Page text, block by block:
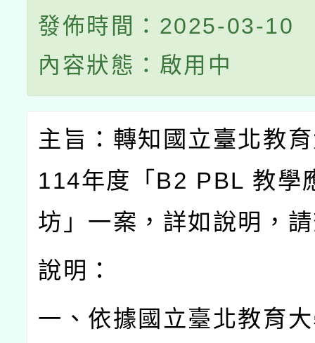
發佈時間：2025-03-10
內容狀態：啟用中
主旨：轉知國立臺北教
114年度「 B2 PBL 教學
坊」一案，詳如說明，
說明：
一、依據國立臺北教育